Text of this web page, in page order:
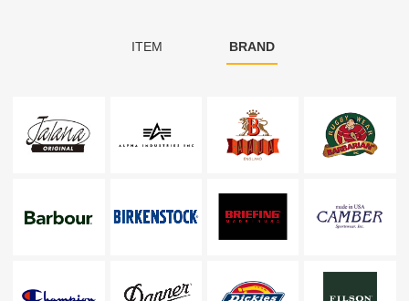
ITEM BRAND